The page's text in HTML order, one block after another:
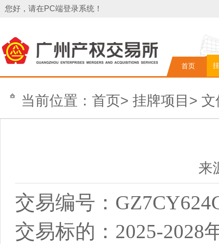
您好，请在PC端登录系统！
首页
当前位置： 首页> 挂牌项目 > 文
来
交易编号：
交易标的：2025-2028